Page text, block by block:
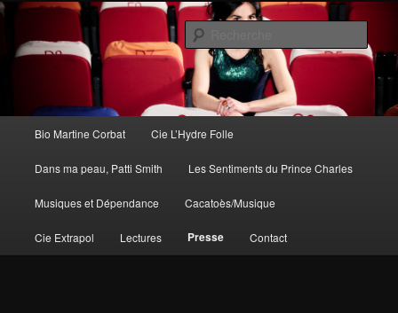
Aller
contenu
Martine Corbat
principal
Bio Martine Corbat Cie L’Hydre Folle
Dans ma peau, Patti Smith Les Sentiments du Prince Charles
Musiques et Dépendance Cacatoès/Musique
Cie Extrapol Lectures Presse Contact